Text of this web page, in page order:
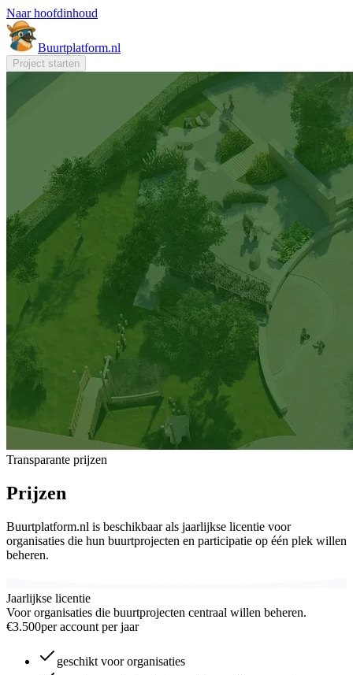
Naar hoofdinhoud
Buurtplatform.nl
Project starten
Transparante prijzen
Prijzen
Buurtplatform.nl is beschikbaar als jaarlijkse licentie voor
organisaties die hun buurtprojecten en participatie op één plek willen
beheren.
Jaarlijkse licentie
Voor organisaties die buurtprojecten centraal willen beheren.
€3.500per account per jaar
geschikt voor organisaties